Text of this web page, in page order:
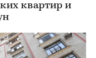
квартир и